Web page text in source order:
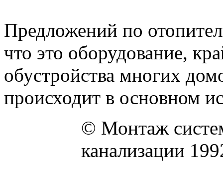
Предложений по
что это оборудование,
обустройства многих
происходит в основном
© Монтаж
канализации